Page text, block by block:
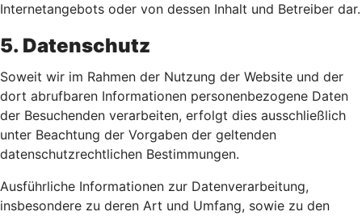
Internetangebots oder von dessen Inhalt und Betreiber dar.
5. Datenschutz
Soweit wir im Rahmen der Nutzung der Website und der
dort abrufbaren Informationen personenbezogene Daten
der Besuchenden verarbeiten, erfolgt dies ausschließlich
unter Beachtung der Vorgaben der geltenden
datenschutzrechtlichen Bestimmungen.
Ausführliche Informationen zur Datenverarbeitung,
insbesondere zu deren Art und Umfang, sowie zu den